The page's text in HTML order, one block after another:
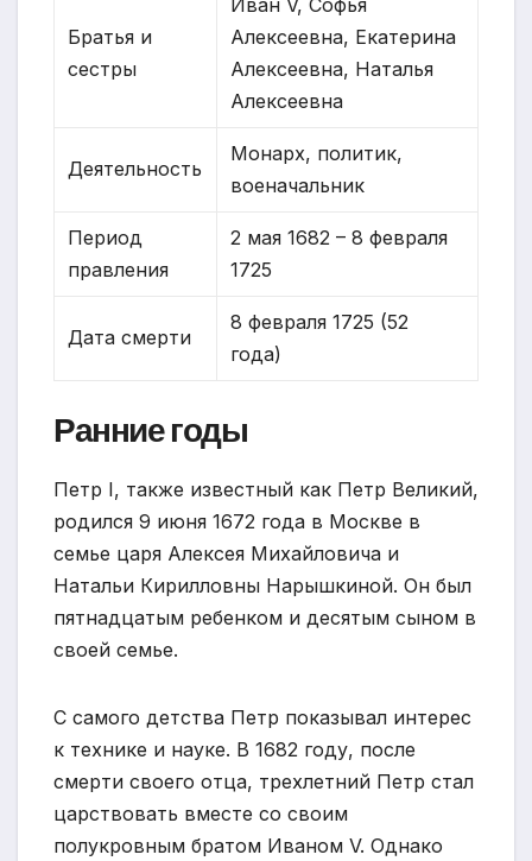
Братья и
сестры
Алексеевна, Екатерина
Алексеевна, Наталья
Алексеевна
Деятельность
Монарх, политик,
военачальник
Период
правления
2 мая 1682 – 8 февраля
1725
Дата смерти
8 февраля 1725 (52
года)
Ранние годы
Петр I, также известный как Петр Великий,
родился 9 июня 1672 года в Москве в
семье царя Алексея Михайловича и
Натальи Кирилловны Нарышкиной. Он был
пятнадцатым ребенком и десятым сыном в
своей семье.
С самого детства Петр показывал интерес
к технике и науке. В 1682 году, после
смерти своего отца, трехлетний Петр стал
царствовать вместе со своим
полукровным братом Иваном V. Однако